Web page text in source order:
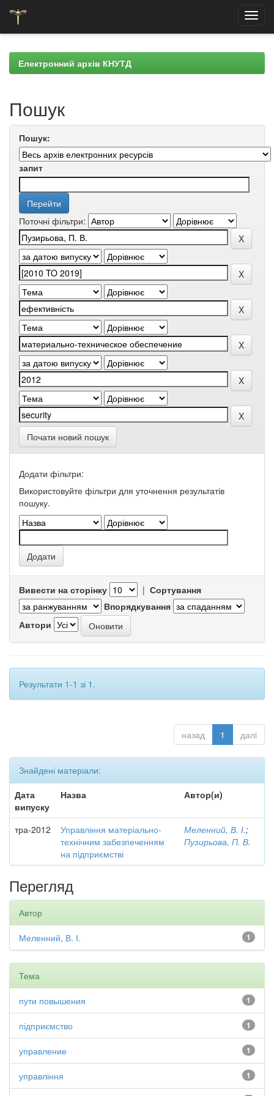
navigationЕлектронний архів КНУТД
Пошук
Пошук:
запит
Поточні фільтри:
Почати новий пошук
Додати фільтри:
Використовуйте фільтри для уточнення результатів
пошуку.
Вивести на сторінку | Сортування
Впорядкування
Автори
Результати 1-1 зі 1.
назад 1 далі
Знайдені матеріали:
Дата
випуску
Назва Автор(и)
тра-2012
Управління матеріально-
технічним забезпеченням
на підприємстві
Меленний, В. І.;
Пузирьова, П. В.
Перегляд
Автор
1
Меленний, В. І.
Тема
1
пути повышения
1
підприємство
1
управление
1
управління